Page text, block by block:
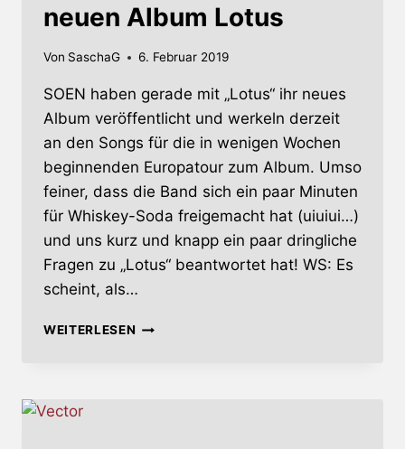
neuen Album Lotus
Von SaschaG 6. Februar 2019
SOEN haben gerade mit „Lotus“ ihr neues
Album veröffentlicht und werkeln derzeit
an den Songs für die in wenigen Wochen
beginnenden Europatour zum Album. Umso
feiner, dass die Band sich ein paar Minuten
für Whiskey-Soda freigemacht hat (uiuiui…)
und uns kurz und knapp ein paar dringliche
Fragen zu „Lotus“ beantwortet hat! WS: Es
scheint, als…
WEITERLESEN#NURMALSOGEFRAGT: